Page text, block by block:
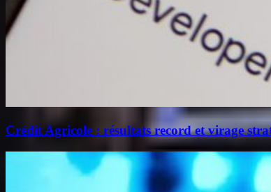
Crédit Agricole : résultats record et virage